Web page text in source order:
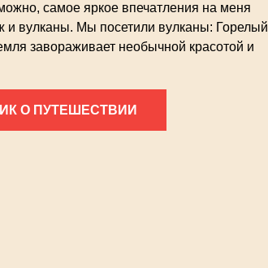
самое яркое впечатления на меня
и вулканы. Мы посетили вулканы:
завораживает необычной красотой и
О ПУТЕШЕСТВИИ